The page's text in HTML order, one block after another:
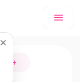
18+